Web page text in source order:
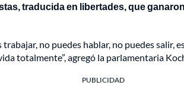
traducida en libertades, que
no puedes hablar, no puedes salir,
totalmente”, agregó la parlamentaria
PUBLICIDAD